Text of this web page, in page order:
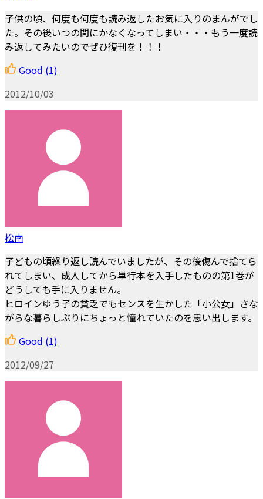
子供の頃、何度も何度も読み返したお気に入りのまんがでし
た。その後いつの間にかなくなってしまい・・・もう一度読
み返してみたいのでぜひ復刊を！！！
Good (1)
2012/10/03
松南
子どもの頃繰り返し読んでいましたが、その後傷んで捨てら
れてしまい、成人してから単行本を入手したものの第1巻が
どうしても手に入りません。
ヒロインゆう子の貧乏でもセンスを生かした「小公女」さな
がらな暮らしぶりにちょっと憧れていたのを思い出します。
Good (1)
2012/09/27